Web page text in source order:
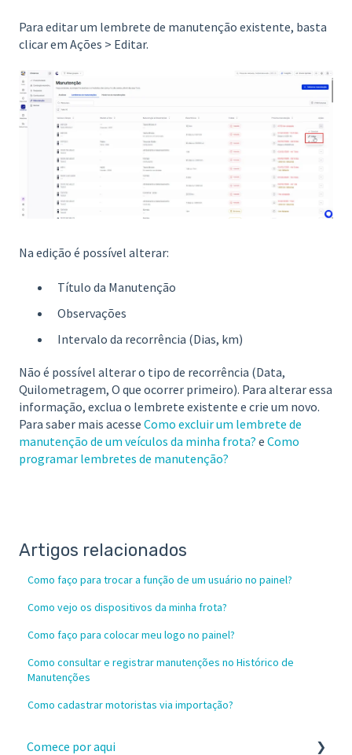
Para editar um lembrete de manutenção existente, basta
clicar em Ações > Editar.
Na edição é possível alterar:
Título da Manutenção
Observações
Intervalo da recorrência (Dias, km)
Não é possível alterar o tipo de recorrência (Data,
Quilometragem, O que ocorrer primeiro). Para alterar essa
informação, exclua o lembrete existente e crie um novo.
Para saber mais acesse Como excluir um lembrete de
manutenção de um veículos da minha frota? e Como
programar lembretes de manutenção?
Artigos relacionados
Como faço para trocar a função de um usuário no painel?
Como vejo os dispositivos da minha frota?
Como faço para colocar meu logo no painel?
Como consultar e registrar manutenções no Histórico de
Manutenções
Como cadastrar motoristas via importação?
Comece por aqui